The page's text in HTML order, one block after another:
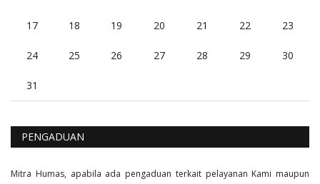
17 18 19 20 21 22 23
24 25 26 27 28 29 30
31
PENGADUAN
Mitra Humas, apabila ada pengaduan terkait pelayanan Kami maupun